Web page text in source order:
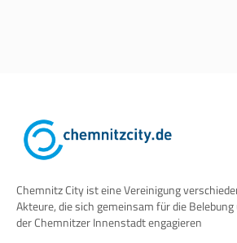
Chemnitz City ist eine Vereinigung
Akteure, die sich gemeinsam für die
der Chemnitzer Innenstadt engagieren